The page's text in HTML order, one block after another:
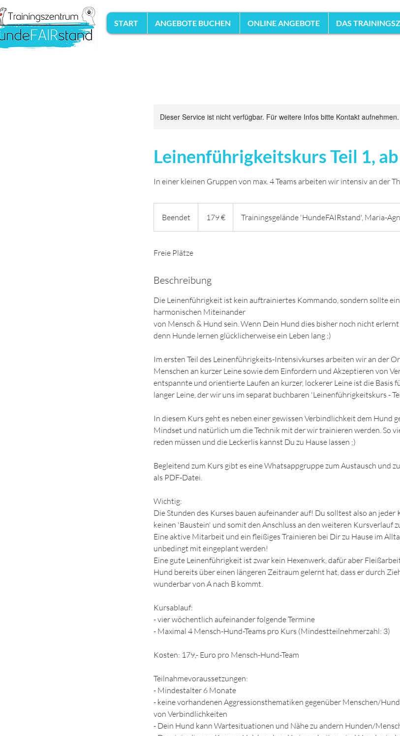
START ANGEBOTE BUCHEN ONLINE ANGEBOTE DAS
Dieser Service ist nicht verfügbar. Für weitere Infos bitte Kontakt aufnehmen.
Leinenführigkeitskurs Teil 1,
In einer kleinen Gruppen von max. 4 Teams arbeiten wir intensiv an der
Beendet
e
n
e
179 € Trainingsgelände 'HundeFAIRstand', Maria-
Freie Plätze
Beschreibung
Die Leinenführigkeit ist kein auftrainiertes Kommando, sondern sollte
harmonischen Miteinander
von Mensch & Hund sein. Wenn Dein Hund dies bisher noch nicht
denn Hunde lernen glücklicherweise ein Leben lang ;)
Im ersten Teil des Leinenführigkeits-Intensivkurses arbeiten wir an der
Menschen an kurzer Leine sowie dem Einfordern und Akzeptieren von
entspannte und orientierte Laufen an kurzer, lockerer Leine ist die Basis
langer Leine, der wir uns im separat buchbaren 'Leinenführigkeitskurs -
In diesem Kurs geht es neben einer gewissen Verbindlichkeit dem Hund
Mindset und natürlich um die Technik mit der wir trainieren werden. So
reden müssen und die Leckerlis kannst Du zu Hause lassen ;)
Begleitend zum Kurs gibt es eine Whatsappgruppe zum Austausch und
als PDF-Datei.
Wichtig:
Die Stunden des Kurses bauen aufeinander auf! Du solltest also an
keinen 'Baustein' und somit den Anschluss an den weiteren Kursverlauf
Eine aktive Mitarbeit und ein fleißiges Trainieren bei Dir zu Hause im
unbedingt mit eingeplant werden!
Eine gute Leinenführigkeit ist zwar kein Hexenwerk, dafür aber
Hund bereits über einen längeren Zeitraum gelernt hat, dass er durch
wunderbar von A nach B kommt.
Kursablauf:
- vier wöchentlich aufeinander folgende Termine
- Maximal 4 Mensch-Hund-Teams pro Kurs (Mindestteilnehmerzahl: 3)
Kosten: 179,- Euro pro Mensch-Hund-Team
Teilnahmevoraussetzungen:
- Mindestalter 6 Monate
- keine vorhandenen Aggressionsthematiken gegenüber Menschen/
von Verbindlichkeiten
- Dein Hund kann Wartesituationen und Nähe zu andern Hunden/